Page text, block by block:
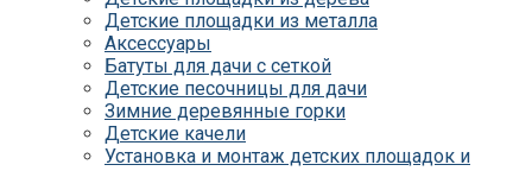
Детские площадки для дачи Romana
Детские уличные площадки IgraGrad X
Детские площадки для дачи ЛЕГЕНДА
ЛЕСА серия ВСЕСЕЗОННАЯ
Детские площадки Савушка 4 Сезона
Детские площадки Савушка Мастер
(Махагон)
Детские площадки из металла
Аксессуары
Батуты для дачи с сеткой
Детские песочницы для дачи
Зимние деревянные горки
Детские качели
Установка и монтаж детских площадок и